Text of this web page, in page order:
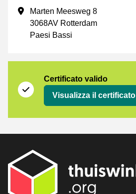
Indirizzo commerciale
Marten Meesweg 8
3068AV Rotterdam
Paesi Bassi
Certificato valido
Visualizza il certificato